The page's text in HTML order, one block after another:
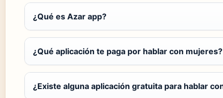
¿Qué es Azar app?
¿Qué aplicación te paga por hablar con mujeres?
¿Existe alguna aplicación gratuita para hablar